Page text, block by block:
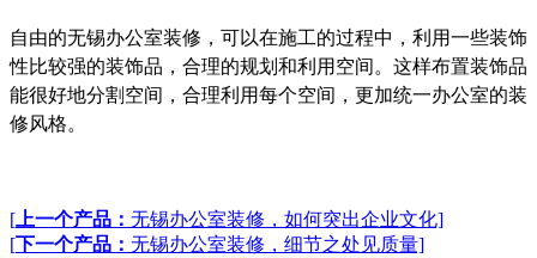
自由的无锡办公室装修，可以在施工的过程中，利用一些装饰
性比较强的装饰品，合理的规划和利用空间。这样布置装饰品
能很好地分割空间，合理利用每个空间，更加统一办公室的装
修风格。
[上一个产品： 无锡办公室装修，如何突出企业文化]
[ 下一个产品： 无锡办公室装修，细节之处见质量]